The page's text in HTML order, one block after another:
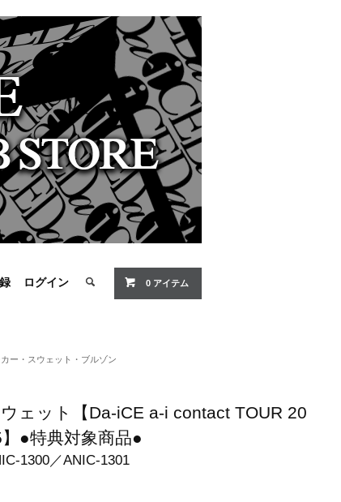
ログイン 0 アイテム
ー・スウェット・ブルゾン
ェット【Da-iCE a-i contact TOUR 20
●特典対象商品●
1300／ANIC-1301